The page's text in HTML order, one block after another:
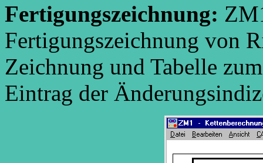
Fertigungszeichnung:
Fertigungszeichnung von
Zeichnung und Tabelle
Eintrag der